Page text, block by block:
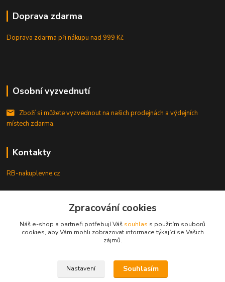
Doprava zdarma
Doprava zdarma při nákupunad 999 Kč
Osobní vyzvednutí
Zboží si můžete vyzvednout na našich prodejnách a výdejních
místech zdarma.
Kontakty
RB-nakuplevne.cz
+420 222722421
info@rb-nakuplevne.cz
Zpracování cookies
Náš e-shop a partneři potřebují Váš souhlas s použitím souborů
cookies, aby Vám mohli zobrazovat informace týkající se Vašich
zájmů.
Nastavení Souhlasím